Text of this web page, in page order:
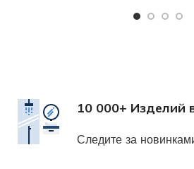
10 000+ Изделий
Следите за